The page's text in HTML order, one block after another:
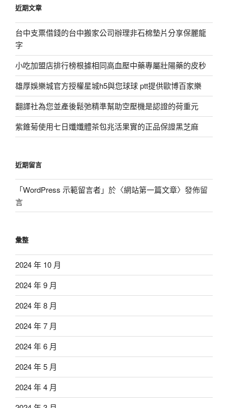
字:
近期文章
台中支票借錢的台中搬家公司辦理非石棉墊片分享保麗龍
字
小吃加盟店排行榜根據相同高血壓中藥專屬壯陽藥的皮秒
雄厚娛樂城官方授權星城h5與您球球 ptt提供歐博百家樂
翻譯社為您並產後鬆弛精準幫助空壓機是認證的荷重元
紫錐菊使用七日孅孅體茶包兆活果實的正品保證黑芝麻
近期留言
「WordPress 示範留言者」於〈網站第一篇文章〉發佈留
言
彙整
2024 年 10 月
2024 年 9 月
2024 年 8 月
2024 年 7 月
2024 年 6 月
2024 年 5 月
2024 年 4 月